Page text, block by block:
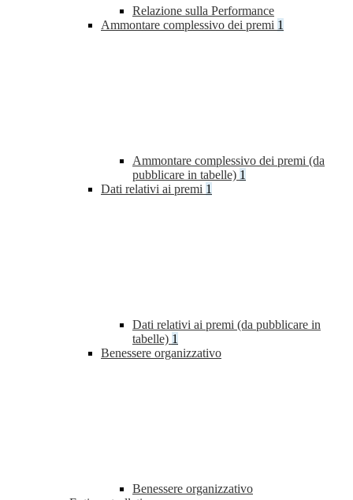
Relazione sulla Performance
Ammontare complessivo dei premi 1
Ammontare complessivo dei premi (da
pubblicare in tabelle) 1
Dati relativi ai premi 1
Dati relativi ai premi (da pubblicare in
tabelle) 1
Benessere organizzativo
Benessere organizzativo